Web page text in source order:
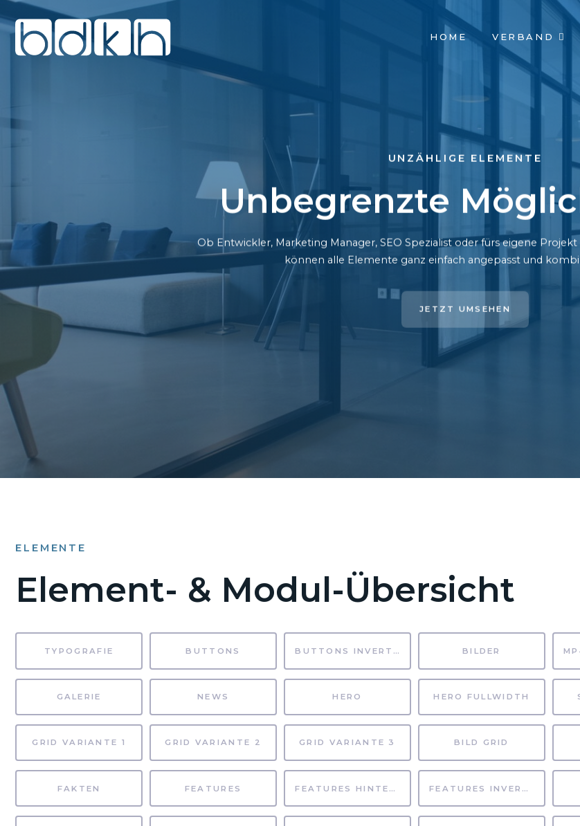
NAVIGATION
ÜBERSPRINGEN
HOME VERBAND
UNZÄHLIGE ELEMENTE
Unbegrenzte
Ob Entwickler, Marketing Manager, SEO Spezialist oder fürs eigene
können alle Elemente ganz einfach angepasst und
JETZT UMSEHEN
ELEMENTE
Element- & Modul-Übersicht
TYPOGRAFIE BUTTONS BUTTONS INVERTIERT BILDER
GALERIE NEWS HERO HERO FULLWIDTH
GRID VARIANTE 1 GRID VARIANTE 2 GRID VARIANTE 3 BILD GRID
FAKTEN FEATURES FEATURES HINTERGRUND FEATURES INVERTIERT